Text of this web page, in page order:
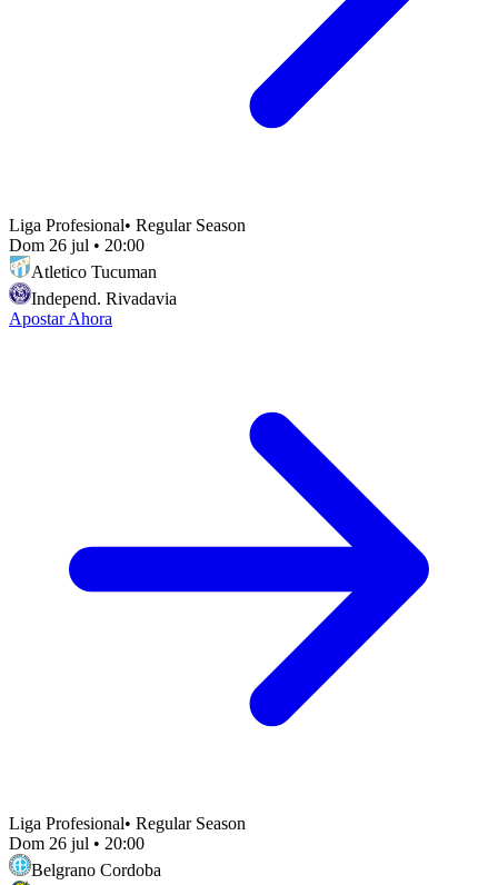
Liga Profesional• Regular Season
Dom 26 jul • 20:00
Atletico Tucuman
Independ. Rivadavia
Apostar Ahora
Liga Profesional• Regular Season
Dom 26 jul • 20:00
Belgrano Cordoba